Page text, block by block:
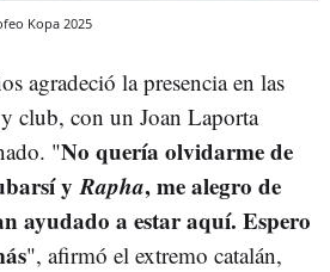
Kopa 2025
agradeció la presencia en las
club, con un Joan Laporta
"No quería olvidarme de
yRapha, me alegro de
ayudado a estar aquí. Espero
", afirmó el extremo catalán,